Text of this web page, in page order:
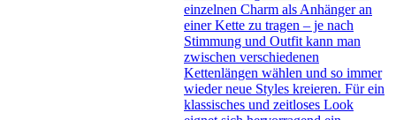
einzelnen Charm als Anhänger an
einer Kette zu tragen – je nach
Stimmung und Outfit kann man
zwischen verschiedenen
Kettenlängen wählen und so immer
wieder neue Styles kreieren. Für ein
klassisches und zeitloses Look